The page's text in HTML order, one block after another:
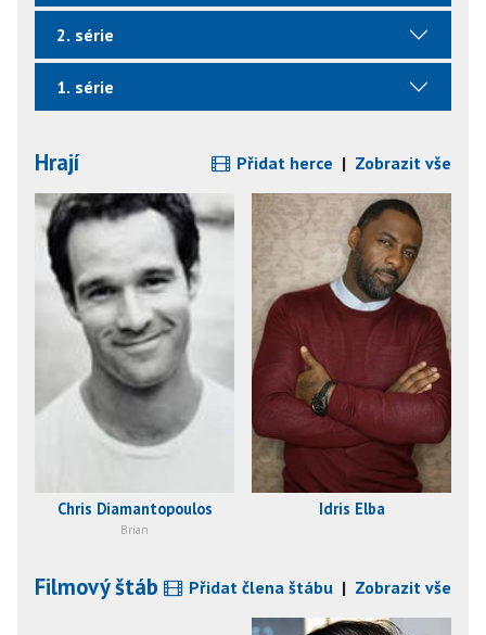
2. série
1. série
Hrají Přidat herce | Zobrazit vše
Chris Diamantopoulos
Brian
Idris Elba
Filmový štáb Přidat člena štábu | Zobrazit vše